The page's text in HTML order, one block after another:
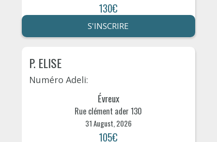
130€
S'INSCRIRE
P. ELISE
Numéro Adeli:
Évreux
Rue clément ader 130
31 August, 2026
105€